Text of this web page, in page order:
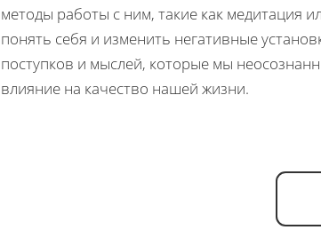
методы работы с ним, такие как медитация
понять себя и изменить негативные
поступков и мыслей, которые мы
влияние на качество нашей жизни.